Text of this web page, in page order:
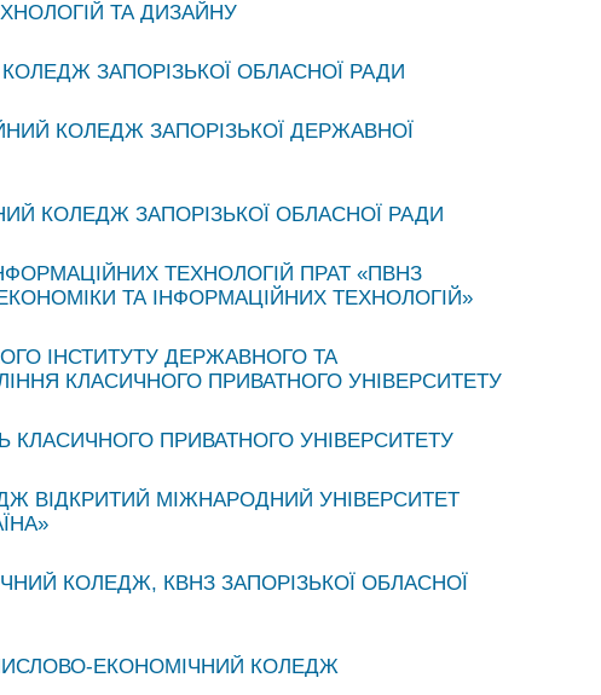
ТА ДИЗАЙНУ
ЗАПОРІЗЬКОЇ ОБЛАСНОЇ РАДИ
КОЛЕДЖ ЗАПОРІЗЬКОЇ ДЕРЖАВНОЇ
КОЛЕДЖ ЗАПОРІЗЬКОЇ ОБЛАСНОЇ РАДИ
ТЕХНОЛОГІЙ ПРАТ «ПВНЗ
ТА ІНФОРМАЦІЙНИХ ТЕХНОЛОГІЙ»
ІНСТИТУТУ ДЕРЖАВНОГО ТА
КЛАСИЧНОГО ПРИВАТНОГО УНІВЕРСИТЕТУ
ПРИВАТНОГО УНІВЕРСИТЕТУ
ВІДКРИТИЙ МІЖНАРОДНИЙ УНІВЕРСИТЕТ
КОЛЕДЖ, КВНЗ ЗАПОРІЗЬКОЇ ОБЛАСНОЇ
ЕКОНОМІЧНИЙ КОЛЕДЖ